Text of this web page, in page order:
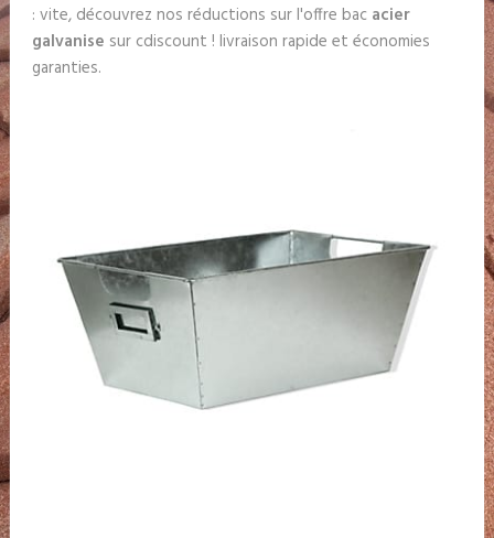
: vite, découvrez nos réductions sur l'offre bac acier
galvanise sur cdiscount ! livraison rapide et économies
garanties.